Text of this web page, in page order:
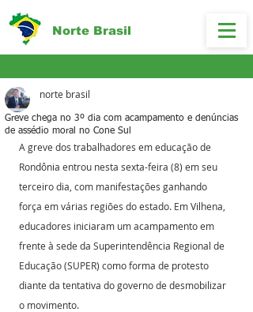
Norte Brasil
Greve chega no 3º dia com acampamento e denúncias
de assédio moral no Cone Sul
norte brasil
A greve dos trabalhadores em educação de
Rondônia entrou nesta sexta-feira (8) em seu
terceiro dia, com manifestações ganhando
força em várias regiões do estado. Em Vilhena,
educadores iniciaram um acampamento em
frente à sede da Superintendência Regional de
Educação (SUPER) como forma de protesto
diante da tentativa do governo de desmobilizar
o movimento.